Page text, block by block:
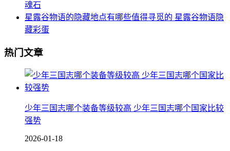
魂石
星露谷物语的隐藏地点有哪些值得寻觅的 星露谷物语隐
藏彩蛋
热门文章
少年三国志哪个装备等级较高 少年三国志哪个国家比较
强势
2026-01-18